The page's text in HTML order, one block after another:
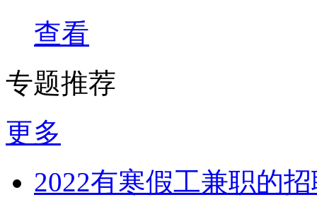
查看
专题推荐
更多
2022有寒假工兼职的